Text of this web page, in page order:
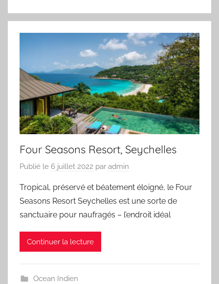
Four Seasons Resort, Seychelles
Publié le 6 juillet 2022 par admin
Tropical, préservé et béatement éloigné, le Four
Seasons Resort Seychelles est une sorte de
sanctuaire pour naufragés – l’endroit idéal
Continuer la lecture
Ocean Indien